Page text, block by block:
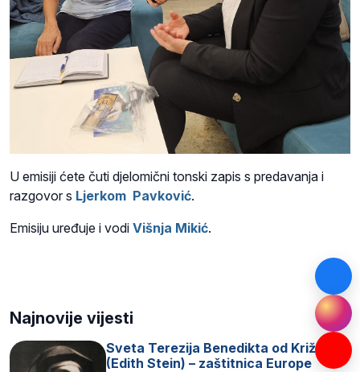
U emisiji ćete čuti djelomični tonski zapis s predavanja i
razgovor s Ljerkom Pavković.
Emisiju uređuje i vodi Višnja Mikić.
Najnovije vijesti
Sveta Terezija Benedikta od Križa
(Edith Stein) – zaštitnica Europe